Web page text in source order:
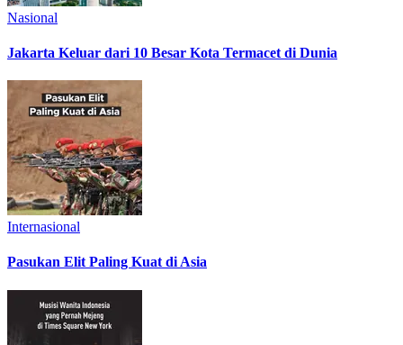
Nasional
Jakarta Keluar dari 10 Besar Kota Termacet di Dunia
Internasional
Pasukan Elit Paling Kuat di Asia